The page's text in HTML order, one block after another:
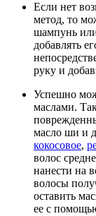
Если нет
метод, то
шампунь
добавлять
руку и
Успешно
маслами.
масло ши и
кокосовое,
волос
нанести на
волосы
оставить
ее с